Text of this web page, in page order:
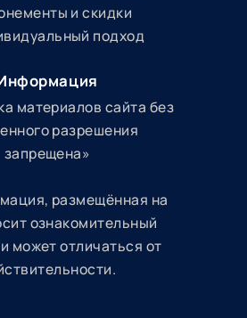
и скидки
подход
материалов сайта без
разрешения
запрещена»
размещённая на
ознакомительный
может отличаться от